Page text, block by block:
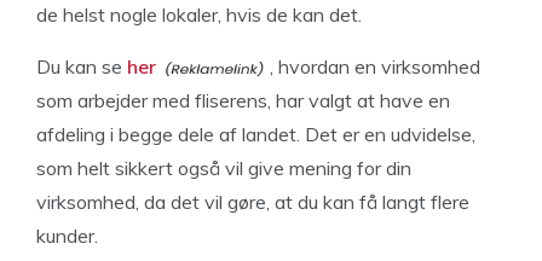
de helst nogle lokaler, hvis de kan det.
Du kan se her
, hvordan en virksomhed
som arbejder med fliserens, har valgt at have en
afdeling i begge dele af landet. Det er en udvidelse,
som helt sikkert også vil give mening for din
virksomhed, da det vil gøre, at du kan få langt flere
kunder.